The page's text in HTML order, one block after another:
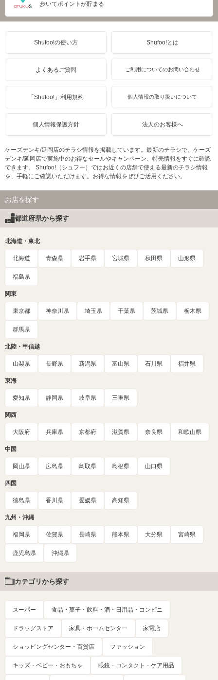
歩いてポイントが貯まる
Shufoo!の使い方 Shufoo!とは
よくあるご質問 ご利用についてのお問い合わせ
「Shufoo!」利用規約 個人情報の取り扱いについて
個人情報保護方針 法人のお客様へ
ケーズデンキ/延岡店のチラシ情報を掲載しています。最新のチラシで、ケーズ
デンキ/延岡店で実施中のお得なセールやキャンペーン、特売情報をすぐに確認
できます。 Shufoo!（シュフー）ではお近くの店舗で使える最新のチラシ情報
を、手軽にご確認いただけます。お得な情報をぜひご活用ください。
お店を探す
都道府県から探す
北海道・東北
北海道 青森県 岩手県 宮城県 秋田県 山形県
福島県
関東
東京都 神奈川県 埼玉県 千葉県 茨城県 栃木県
群馬県
北陸・甲信越
山梨県 長野県 新潟県 富山県 石川県 福井県
東海
愛知県 静岡県 岐阜県 三重県
関西
大阪府 兵庫県 京都府 滋賀県 奈良県 和歌山県
中国
岡山県 広島県 鳥取県 島根県 山口県
四国
徳島県 香川県 愛媛県 高知県
九州・沖縄
福岡県 佐賀県 長崎県 熊本県 大分県 宮崎県
鹿児島県 沖縄県
カテゴリから探す
スーパー 食品・菓子・飲料・酒・日用品・コンビニ
ドラッグストア 家具・ホームセンター 家電店
ショッピングセンター・百貨店 ファッション
キッズ・ベビー・おもちゃ 眼鏡・コンタクト・ケア用品